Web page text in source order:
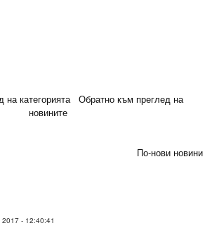
категорията
Обратно към преглед на
новините
По-нови новини
- 12:40:41